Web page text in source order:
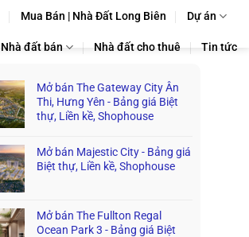
Mua Bán | Nhà Đất Long Biên Dự án
Nhà đất bán Nhà đất cho thuê Tin tức
Mở bán The Gateway City Ân
Thi, Hưng Yên - Bảng giá Biệt
thự, Liền kề, Shophouse
Mở bán Majestic City - Bảng giá
Biệt thự, Liền kề, Shophouse
Mở bán The Fullton Regal
Ocean Park 3 - Bảng giá Biệt